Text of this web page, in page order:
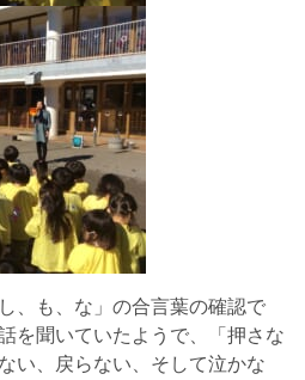
、も、な」の合言葉の確認で
を聞いていたようで、「押さな
い、戻らない、そして泣かな